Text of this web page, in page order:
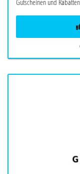
Gutscheinen und